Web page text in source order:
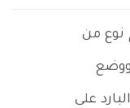
نوع من
ووضع
على